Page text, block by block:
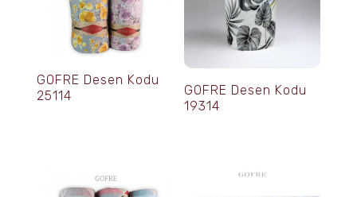
GOFRE Desen Kodu
25114
GOFRE Desen Kodu
19314